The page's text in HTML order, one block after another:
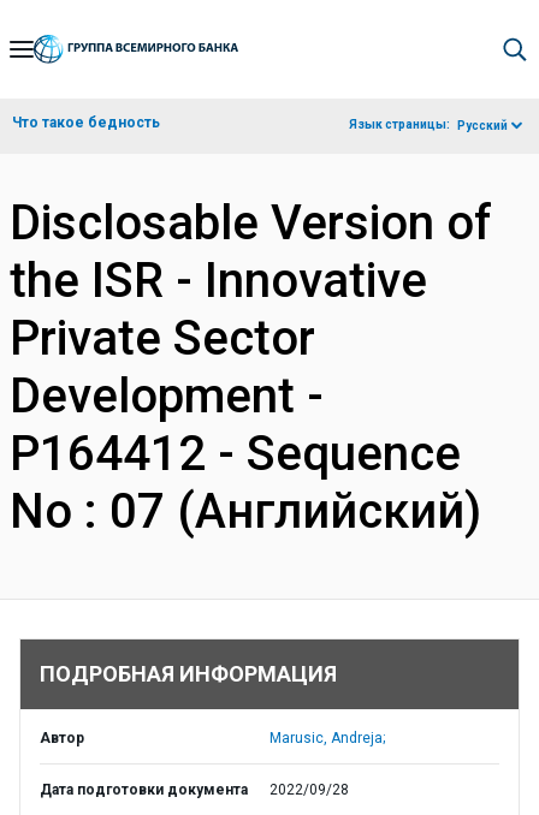
Skip
Navigation
Что такое бедность Язык страницы: Русский
Disclosable Version of
the ISR - Innovative
Private Sector
Development -
P164412 - Sequence
No : 07 (Английский)
ПОДРОБНАЯ ИНФОРМАЦИЯ
Автор Marusic, Andreja;
Дата подготовки документа 2022/09/28